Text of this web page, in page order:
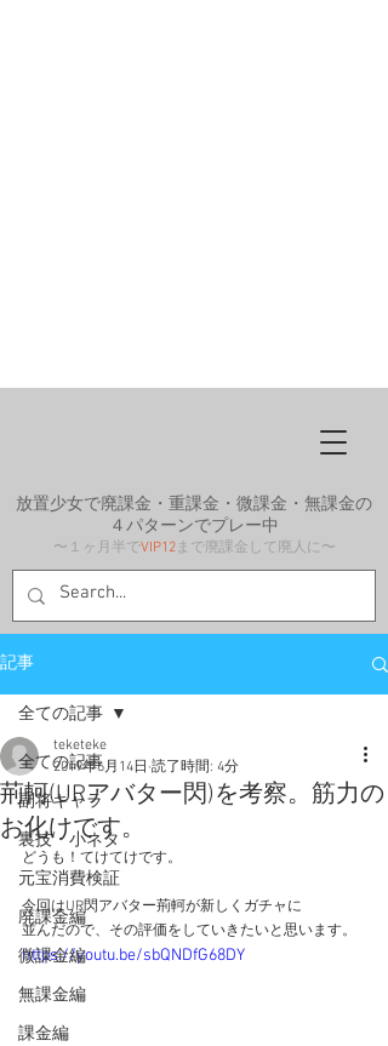
放置少女で廃課金・重課金・微課金・無課金の
４パターンでプレー中
〜１ヶ月半でVIP12まで廃課金して廃人に〜
記事
全ての記事
副将キャラ
裏技・小ネタ
元宝消費検証
廃課金編
微課金編
無課金編
課金編
全ての記事
荊軻(URアバター閃)を考察。筋力の
お化けです。
teketeke
2019年6月14日 読了時間: 4分
どうも！てけてけです。
今回はUR閃アバター荊軻が新しくガチャに
並んだので、その評価をしていきたいと思います。
https://youtu.be/sbQNDfG68DY